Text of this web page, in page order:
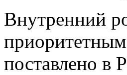
Внутренний
поставлено в